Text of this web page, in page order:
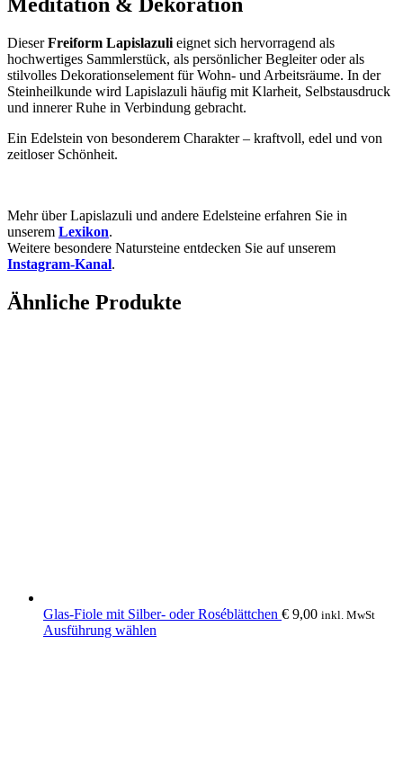
DieserFreiform Lapislazuli eignet sich hervorragend als
hochwertiges Sammlerstück, als persönlicher Begleiter oder als
stilvolles Dekorationselement für Wohn- und Arbeitsräume. In der
Steinheilkunde wird Lapislazuli häufig mit Klarheit, Selbstausdruck
und innerer Ruhe in Verbindung gebracht.
Ein Edelstein von besonderem Charakter – kraftvoll, edel und von
zeitloser Schönheit.
Mehr über Lapislazuli und andere Edelsteine erfahren Sie in
unserem Lexikon.
Weitere besondere Natursteine entdecken Sie auf unserem
Instagram-Kanal.
Ähnliche Produkte
Glas-Fiole mit Silber- oder Roséblättchen € 9,00 inkl. MwSt
Ausführung wählen